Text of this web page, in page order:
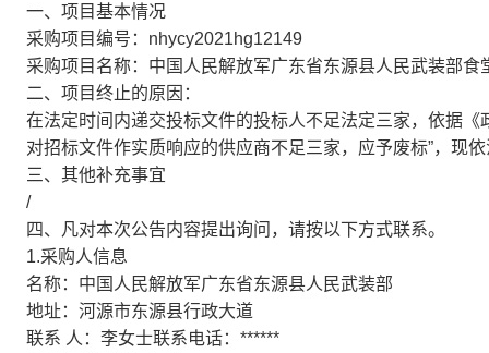
一、项目基本情况
采购项目编号：nhycy2021hg12149
采购项目名称：中国人民解放军广东省东源县人民武装部食
二、项目终止的原因：
在法定时间内递交投标文件的投标人不足法定三家，依据
对招标文件作实质响应的供应商不足三家，应予废标”，现
三、其他补充事宜
/
四、凡对本次公告内容提出询问，请按以下方式联系。
1.采购人信息
名称：中国人民解放军广东省东源县人民武装部
地址：河源市东源县行政大道
联系 人：李女士联系电话： ******